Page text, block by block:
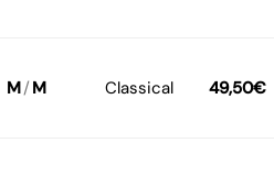
M/ M Classical 49,50€